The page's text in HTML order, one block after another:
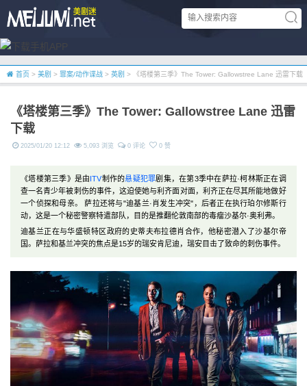
首页 > 美剧 > 罪案/动作谍战 > 英剧 > 《塔楼第三季》The Tower: Gallowstree Lane 迅雷下载
《塔楼第三季》The Tower: Gallowstree Lane 迅雷
下载
2025/01/20 12:12 5,093 浏览 0 评论 0 赞
《塔楼第三季》是由ITV制作的悬疑犯罪剧集，在第3季中在萨拉·柯林斯正在调
查一名青少年被刺伤的事件，这迫使她与利齐面对面，利齐正在尽其所能地做好
一个侦探和母亲。 萨拉还将与"迪基兰·肖发生冲突"，后者正在执行珀尔修斯行
动，这是一个秘密警察特遣部队，目的是推翻伦敦南部的毒瘤沙基尔·奥利弗。
迪基兰正在与华盛顿特区政府的史蒂夫布拉德肖合作，他秘密潜入了沙基尔帝
国。萨拉和基兰冲突的焦点是15岁的瑞安肯尼迪，瑞安目击了致命的刺伤事件。